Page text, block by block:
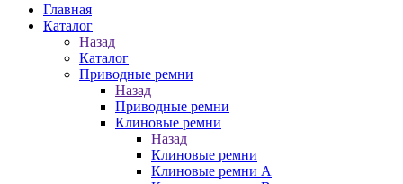
Главная
Каталог
Назад
Каталог
Приводные ремни
Назад
Приводные ремни
Клиновые ремни
Назад
Клиновые ремни
Клиновые ремни A